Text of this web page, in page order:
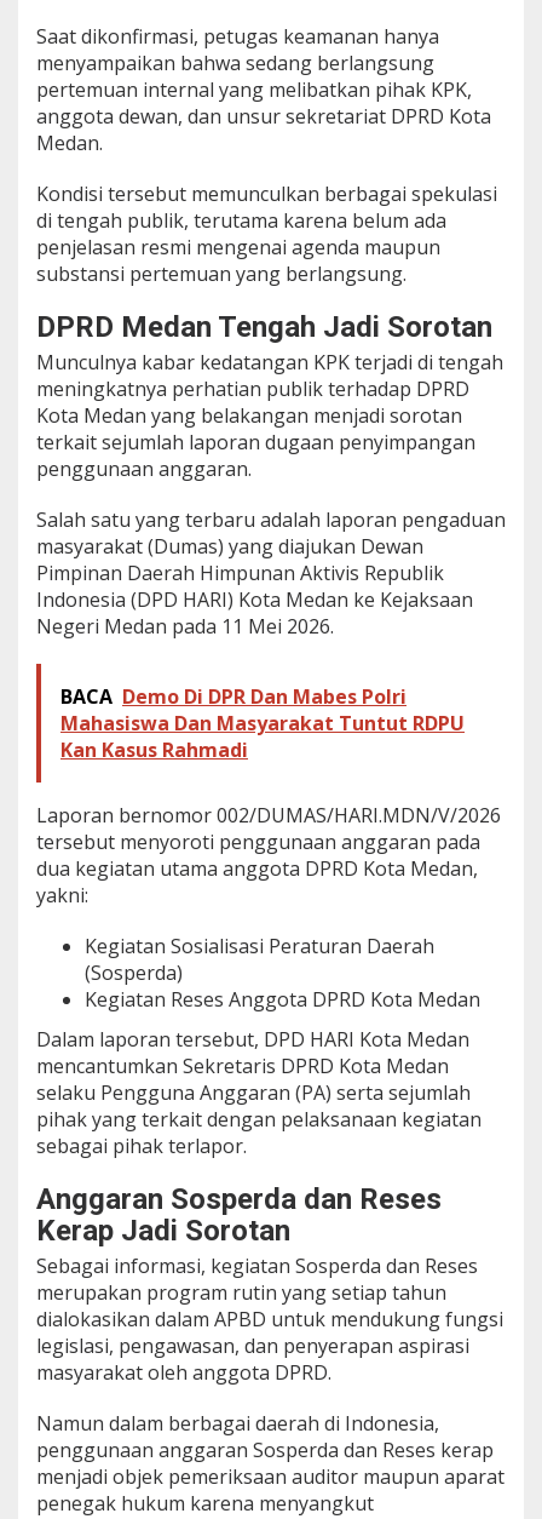
Saat dikonfirmasi, petugas keamanan hanya
menyampaikan bahwa sedang berlangsung
pertemuan internal yang melibatkan pihak KPK,
anggota dewan, dan unsur sekretariat DPRD Kota
Medan.
Kondisi tersebut memunculkan berbagai spekulasi
di tengah publik, terutama karena belum ada
penjelasan resmi mengenai agenda maupun
substansi pertemuan yang berlangsung.
DPRD Medan Tengah Jadi Sorotan
Munculnya kabar kedatangan KPK terjadi di tengah
meningkatnya perhatian publik terhadap DPRD
Kota Medan yang belakangan menjadi sorotan
terkait sejumlah laporan dugaan penyimpangan
penggunaan anggaran.
Salah satu yang terbaru adalah laporan pengaduan
masyarakat (Dumas) yang diajukan Dewan
Pimpinan Daerah Himpunan Aktivis Republik
Indonesia (DPD HARI) Kota Medan ke Kejaksaan
Negeri Medan pada 11 Mei 2026.
BACA Demo Di DPR Dan Mabes Polri
Mahasiswa Dan Masyarakat Tuntut RDPU
Kan Kasus Rahmadi
Laporan bernomor 002/DUMAS/HARI.MDN/V/2026
tersebut menyoroti penggunaan anggaran pada
dua kegiatan utama anggota DPRD Kota Medan,
yakni:
Kegiatan Sosialisasi Peraturan Daerah
(Sosperda)
Kegiatan Reses Anggota DPRD Kota Medan
Dalam laporan tersebut, DPD HARI Kota Medan
mencantumkan Sekretaris DPRD Kota Medan
selaku Pengguna Anggaran (PA) serta sejumlah
pihak yang terkait dengan pelaksanaan kegiatan
sebagai pihak terlapor.
Anggaran Sosperda dan Reses
Kerap Jadi Sorotan
Sebagai informasi, kegiatan Sosperda dan Reses
merupakan program rutin yang setiap tahun
dialokasikan dalam APBD untuk mendukung fungsi
legislasi, pengawasan, dan penyerapan aspirasi
masyarakat oleh anggota DPRD.
Namun dalam berbagai daerah di Indonesia,
penggunaan anggaran Sosperda dan Reses kerap
menjadi objek pemeriksaan auditor maupun aparat
penegak hukum karena menyangkut